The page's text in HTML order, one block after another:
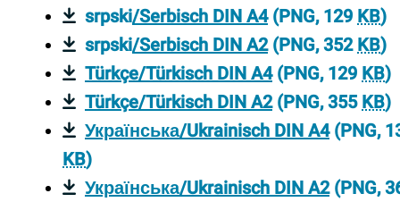
srpski/Serbisch DIN A4(PNG, 129 KB)
srpski/Serbisch DIN A2(PNG, 352 KB)
Türkçe/Türkisch DIN A4(PNG, 129 KB)
Türkçe/Türkisch DIN A2(PNG, 355 KB)
Українська/Ukrainisch DIN A4(PNG,
KB)
Українська/Ukrainisch DIN A2(PNG,